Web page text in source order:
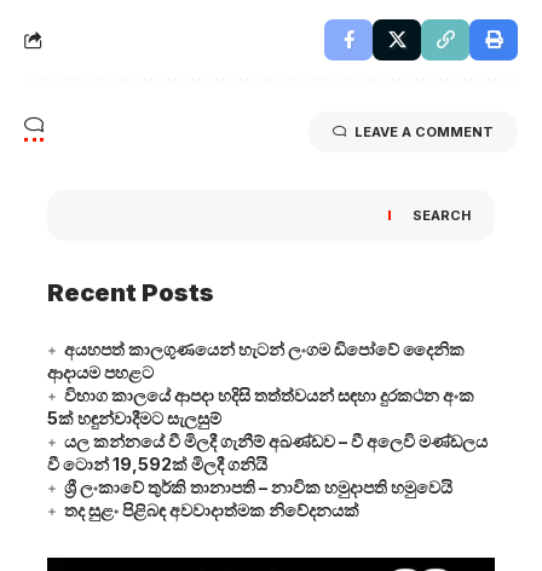
LEAVE A COMMENT
SEARCH
Recent Posts
අයහපත් කාලගුණයෙන් හැටන් ලංගම ඩිපෝවේ දෛනික
ආදායම පහළට
විභාග කාලයේ ආපදා හදිසි තත්ත්වයන් සඳහා දුරකථන අංක
5ක් හඳුන්වාදීමට සැලසුම්
යල කන්නයේ වී මිලදී ගැනීම් අඛණ්ඩව – වී අලෙවි මණ්ඩලය
වී ටොන් 19,592ක් මිලදී ගනියි
ශ්‍රී ලංකාවේ තුර්කි තානාපති – නාවික හමුදාපති හමුවෙයි
තද සුළං පිළිබඳ අවවාදාත්මක නිවේදනයක්